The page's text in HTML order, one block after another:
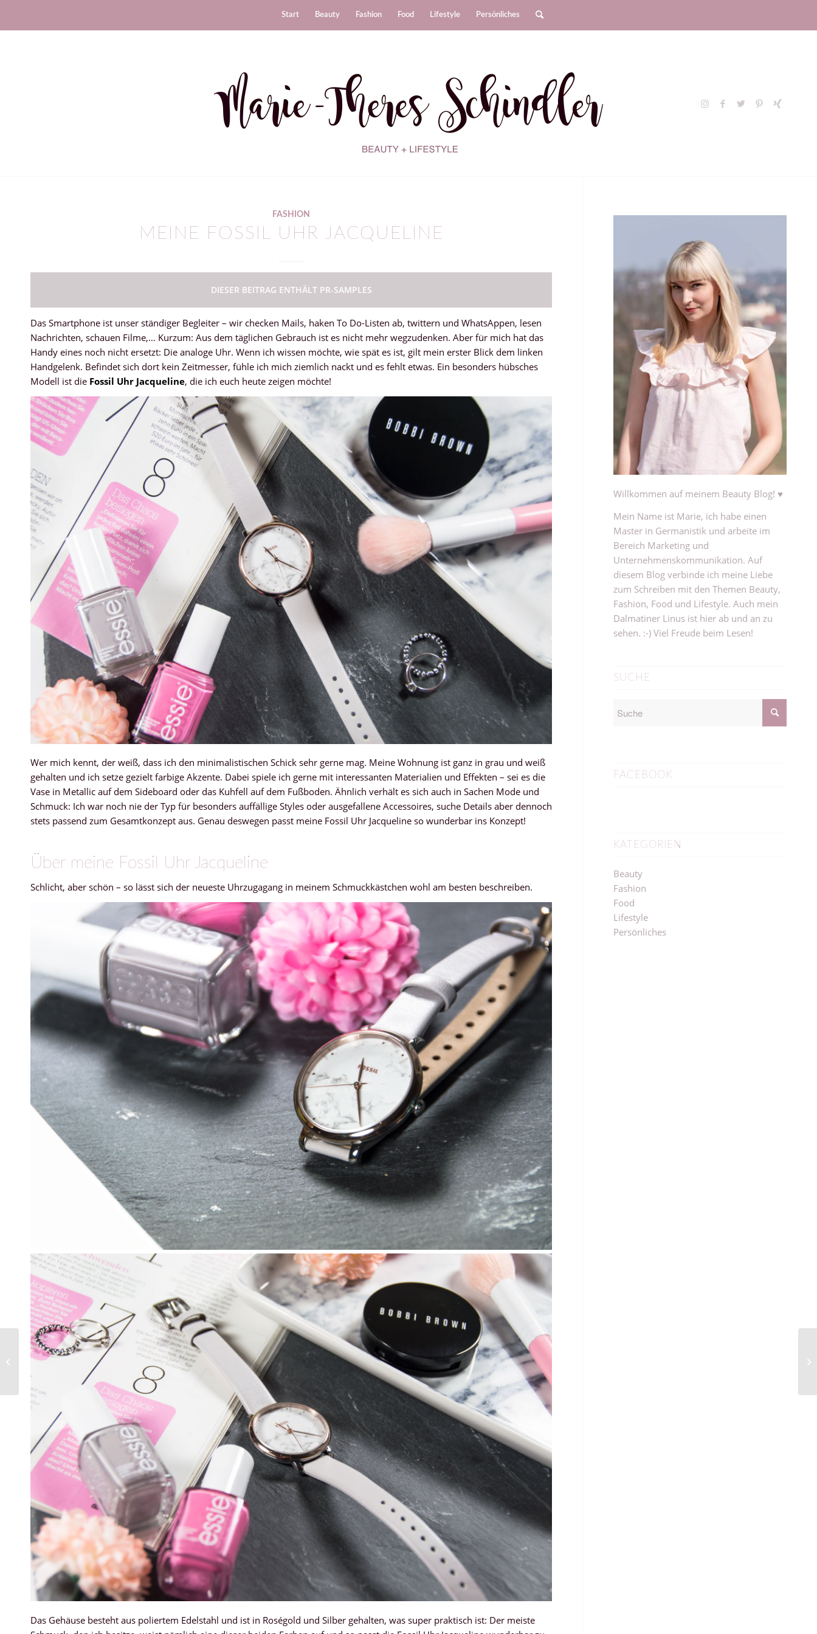
Start Beauty Fashion Food Lifestyle Persönliches
FASHION
MEINE FOSSIL UHR JACQUELINE
DIESER BEITRAG ENTHÄLT PR-SAMPLES
Das Smartphone ist unser ständiger Begleiter – wir checken Mails, haken To Do-Listen ab, twittern und WhatsAppen, lesen
Nachrichten, schauen Filme,… Kurzum: Aus dem täglichen Gebrauch ist es nicht mehr wegzudenken. Aber für mich hat das
Handy eines noch nicht ersetzt: Die analoge Uhr. Wenn ich wissen möchte, wie spät es ist, gilt mein erster Blick dem linken
Handgelenk. Befindet sich dort kein Zeitmesser, fühle ich mich ziemlich nackt und es fehlt etwas. Ein besonders hübsches
Modell ist die Fossil Uhr Jacqueline, die ich euch heute zeigen möchte!
Wer mich kennt, der weiß, dass ich den minimalistischen Schick sehr gerne mag. Meine Wohnung ist ganz in grau und weiß
gehalten und ich setze gezielt farbige Akzente. Dabei spiele ich gerne mit interessanten Materialien und Effekten – sei es die
Vase in Metallic auf dem Sideboard oder das Kuhfell auf dem Fußboden. Ähnlich verhält es sich auch in Sachen Mode und
Schmuck: Ich war noch nie der Typ für besonders auffällige Styles oder ausgefallene Accessoires, suche Details aber dennoch
stets passend zum Gesamtkonzept aus. Genau deswegen passt meine Fossil Uhr Jacqueline so wunderbar ins Konzept!
Über meine Fossil Uhr Jacqueline
Schlicht, aber schön – so lässt sich der neueste Uhrzugagang in meinem Schmuckkästchen wohl am besten beschreiben.
Das Gehäuse besteht aus poliertem Edelstahl und ist in Roségold und Silber gehalten, was super praktisch ist: Der meiste
Willkommen auf meinem Beauty Blog! ♥
Mein Name ist Marie, ich habe einen
Master in Germanistik und arbeite im
Bereich Marketing und
Unternehmenskommunikation. Auf
diesem Blog verbinde ich meine Liebe
zum Schreiben mit den Themen Beauty,
Fashion, Food und Lifestyle. Auch mein
Dalmatiner Linus ist hier ab und an zu
sehen. :-) Viel Freude beim Lesen!
SUCHE
FACEBOOK
KATEGORIEN
Beauty
Fashion
Food
Lifestyle
Persönliches
Dupes – Mac, Benefit,